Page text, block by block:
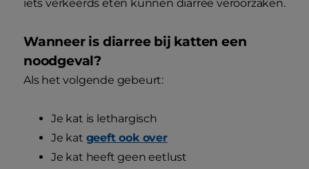
iets verkeerds eten kunnen diarree veroorzaken.
Wanneer is diarree bij katten een
noodgeval?
Als het volgende gebeurt:
Je kat is lethargisch
Je kat geeft ook over
Je kat heeft geen eetlust